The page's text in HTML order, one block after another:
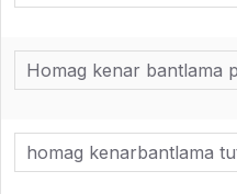
Homag kenar bantlama
homag kenarbantlama